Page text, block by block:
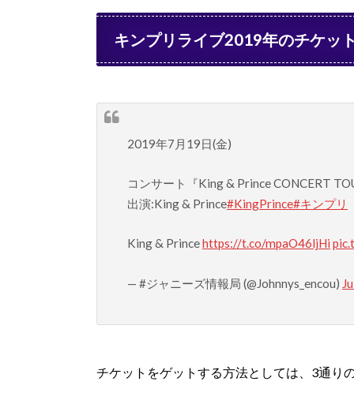
キンプリライブ2019年のチケッ
2019年7月19日(金)
コンサート『King & Prince CONCERT
出演:King & Prince#KingPrince#キンプリ
King & Princehttps://t.co/mpaO46ljHi
— #ジャニーズ情報局 (@Johnnys_encou)
チケットをゲットする方法としては、3通り